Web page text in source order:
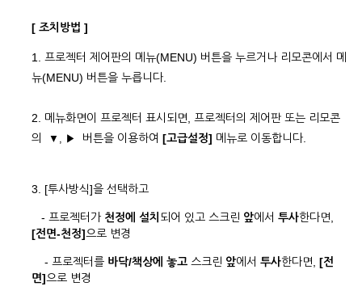
[ 조치방법 ]
1. 프로젝터 제어판의 메뉴(MENU) 버튼을 누르거나 리모콘에서 메
뉴(MENU) 버튼을 누릅니다.
2. 메뉴화면이 프로젝터 표시되면, 프로젝터의 제어판 또는 리모콘
의
▼, ▶ 버튼을 이용하여 [고급설정] 메뉴로 이동합니다.
3. [투사방식]을 선택하고
- 프로젝터가 천정에 설치 되어 있고 스크린 앞에서 투사한다면,
[전면-천정]으로 변경
- 프로젝터를 바닥/책상에 놓고 스크린 앞에서 투사한다면, [전
면]으로 변경